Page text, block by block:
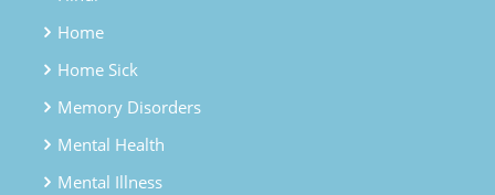
Home
Home Sick
Memory Disorders
Mental Health
Mental Illness